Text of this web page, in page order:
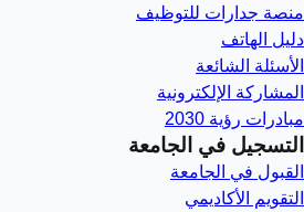
منصة جدارات للتوظيف
دليل الهاتف
الأسئلة الشائعة
المشاركة الإلكترونية
مبادرات رؤية 2030
التسجيل في الجامعة
القبول في الجامعة
التقويم الأكاديمي